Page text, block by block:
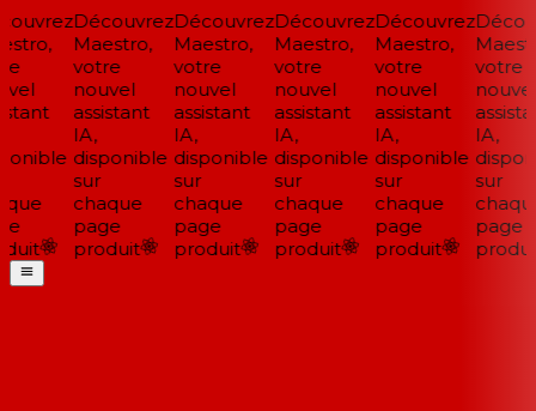
Découvrez
Maestro,
votre
nouvel
assistant
IA,
disponible
sur
chaque
page
produit
Découvrez
Maestro,
votre
nouvel
assistant
IA,
disponible
sur
chaque
page
produit
Découvrez
Maestro,
votre
nouvel
assistant
IA,
disponible
sur
chaque
page
produit
Découvrez
Maestro,
votre
nouvel
assistant
IA,
disponible
sur
chaque
page
produit
votre
nouvel
IA,
sur
chaque
page
produit